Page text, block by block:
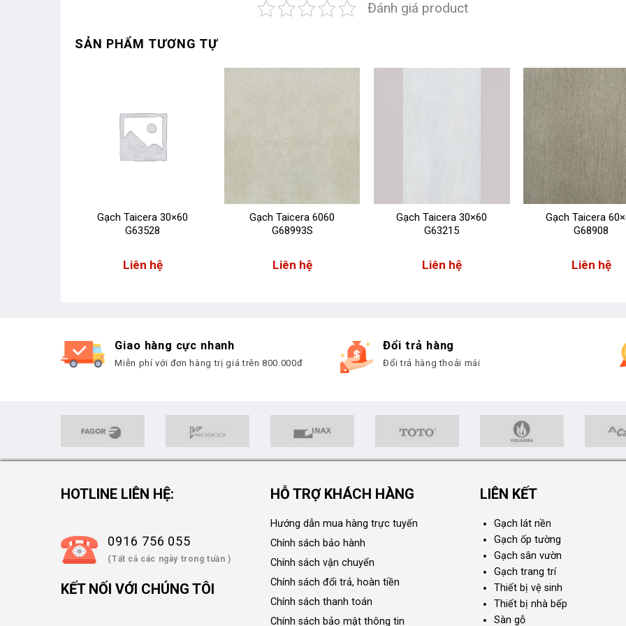
Đánh giá product
SẢN PHẨM TƯƠNG TỰ
Gạch Taicera 30×60
G63528
Liên hệ
Gạch Taicera 6060
G68993S
Liên hệ
Gạch Taicera 30×60
G63215
Liên hệ
Gạch Taicera
G68908
Liên hệ
Giao hàng cực nhanh
Miễn phí với đơn hàng trị giá trên 800.000đ
Đổi trả hàng
Đổi trả hàng thoải mái
HOTLINE LIÊN HỆ:
0916 756 055
(Tất cả các ngày trong tuần )
KẾT NỐI VỚI CHÚNG TÔI
HỖ TRỢ KHÁCH HÀNG
Hướng dẫn mua hàng trực tuyến
Chính sách bảo hành
Chính sách vận chuyển
Chính sách đổi trả, hoàn tiền
Chính sách thanh toán
Chính sách bảo mật thông tin
LIÊN KẾT
Gạch lát nền
Gạch ốp tường
Gạch sân vườn
Gạch trang trí
Thiết bị vệ sinh
Thiết bị nhà bếp
Sàn gỗ